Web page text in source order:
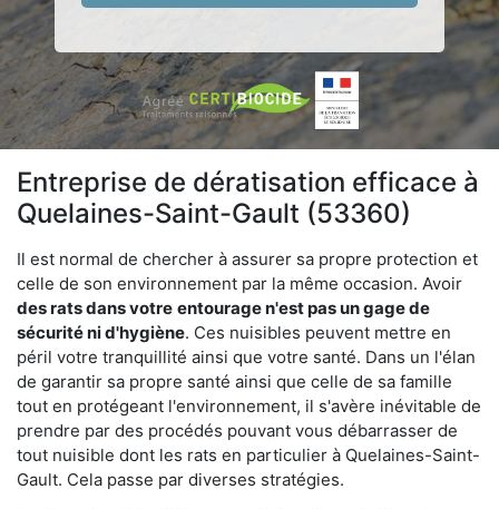
Entreprise de dératisation efficace à
Quelaines-Saint-Gault (53360)
Il est normal de chercher à assurer sa propre protection et
celle de son environnement par la même occasion. Avoir
des rats dans votre entourage n'est pas un gage de
sécurité ni d'hygiène. Ces nuisibles peuvent mettre en
péril votre tranquillité ainsi que votre santé. Dans un l'élan
de garantir sa propre santé ainsi que celle de sa famille
tout en protégeant l'environnement, il s'avère inévitable de
prendre par des procédés pouvant vous débarrasser de
tout nuisible dont les rats en particulier à Quelaines-Saint-
Gault. Cela passe par diverses stratégies.